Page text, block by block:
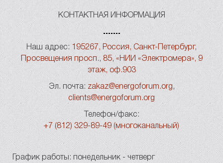
КОНТАКТНАЯ ИНФОРМАЦИЯ
Наш адрес: 195267, Россия, Санкт-Петербург,
Просвещения просп., 85, «НИИ «Электромера», 9
этаж, оф.903
Эл. почта: zakaz@energoforum.org ,
clients@energoforum.org
Телефон/факс:
+7 (812) 329-89-49 (многоканальный)
График работы: понедельник - четверг